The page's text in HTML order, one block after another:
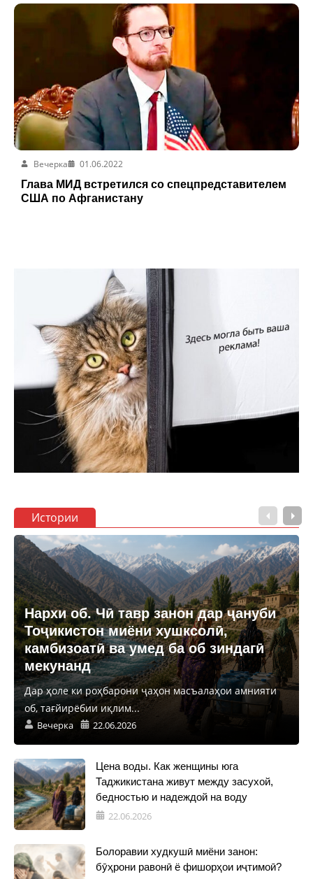
Вечерка
01.06.2022
Глава МИД встретился со спецпредставителем
США по Афганистану
Истории
Нархи об. Чӣ тавр занон дар ҷануби
Тоҷикистон миёни хушксолӣ,
камбизоатӣ ва умед ба об зиндагӣ
мекунанд
Дар ҳоле ки роҳбарони ҷаҳон масъалаҳои амнияти
об, тағйирёбии иқлим...
Вечерка 22.06.2026
Цена воды. Как женщины юга
Таджикистана живут между засухой,
бедностью и надеждой на воду
22.06.2026
Болоравии худкушӣ миёни занон:
бӯҳрони равонӣ ё фишорҳои иҷтимоӣ?